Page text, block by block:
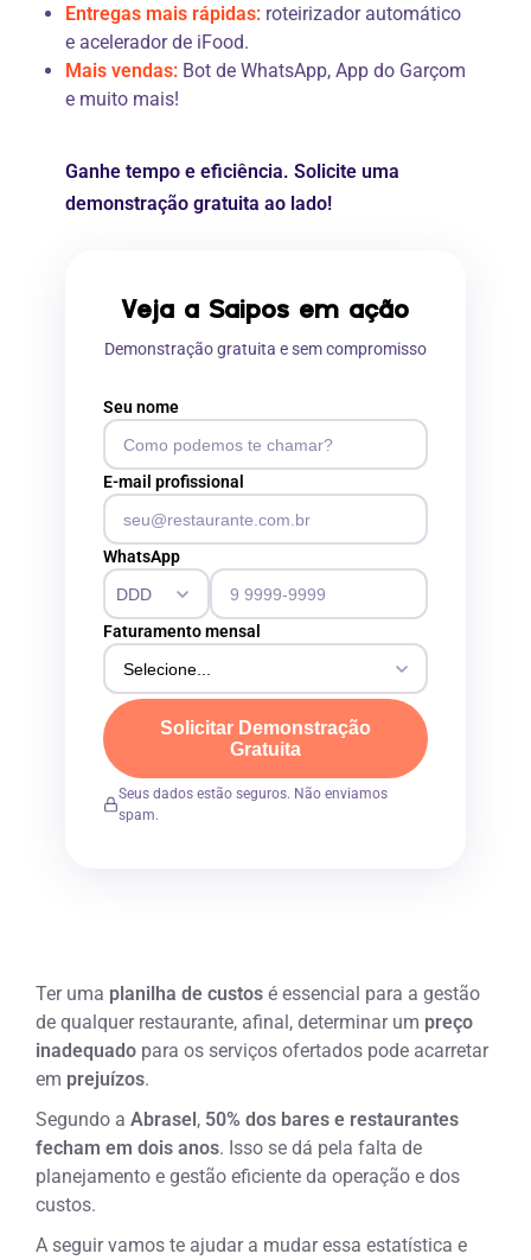
Entregas mais rápidas:roteirizador automático
e acelerador de iFood.
Mais vendas:Bot de WhatsApp, App do Garçom
e muito mais!
Ganhe tempo e eficiência. Solicite uma
demonstração gratuita ao lado!
Veja a Saipos em ação
Demonstração gratuita e sem compromisso
Seu nome
E-mail profissional
WhatsApp
Faturamento mensal
Solicitar Demonstração
Gratuita
Seus dados estão seguros. Não enviamos
spam.
Ter uma planilha de custos é essencial para a gestão
de qualquer restaurante, afinal, determinar um preço
inadequado para os serviços ofertados pode acarretar
em prejuízos.
Segundo aAbrasel, 50% dos bares e restaurantes
fecham em dois anos. Isso se dá pela falta de
planejamento e gestão eficiente da operação e dos
custos.
A seguir vamos te ajudar a mudar essa estatística e